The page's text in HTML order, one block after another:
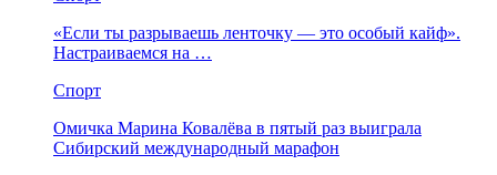
«Если ты разрываешь ленточку — это особый кайф».
Настраиваемся на …
Спорт
Омичка Марина Ковалёва в пятый раз выиграла
Сибирский международный марафон